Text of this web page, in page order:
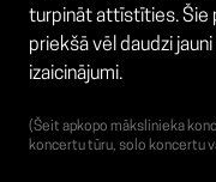
turpināt attīstīties. Šie
priekšā vēl daudzi
izaicinājumi.
(Šeit apkopo mākslinieka
koncertu tūru, solo koncertu